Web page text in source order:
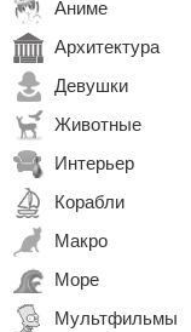
Аниме
Архитектура
Девушки
Животные
Интерьер
Корабли
Макро
Море
Мультфильмы